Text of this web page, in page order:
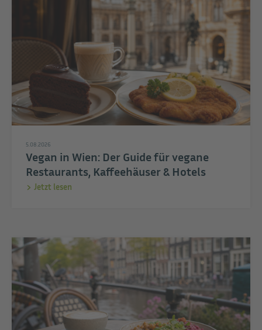
5.08.2026
Vegan in Wien: Der Guide für vegane
Restaurants, Kaffeehäuser & Hotels
Jetzt lesen